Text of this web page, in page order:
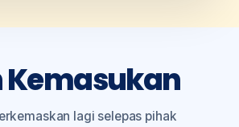
Kemasukan
lagi selepas pihak